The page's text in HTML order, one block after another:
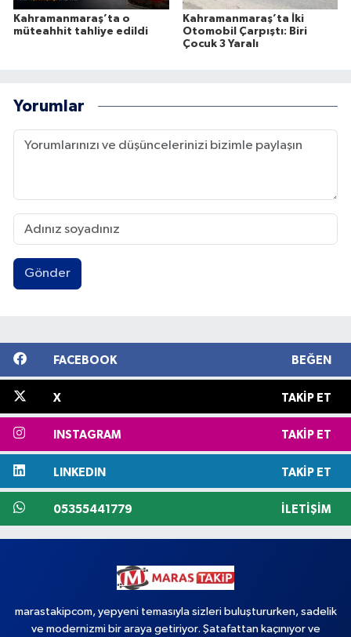
Kahramanmaraş’ta o
müteahhit tahliye edildi
Kahramanmaraş’ta İki
Otomobil Çarpıştı: Biri
Çocuk 3 Yaralı
Yorumlar
Gönder
FACEBOOK BEĞEN
X TAKIP ET
INSTAGRAM TAKIP ET
LINKEDIN TAKIP ET
05355441779 İLETIŞIM
marastakipcom, yepyeni temasıyla sizleri buluştururken, sadelik
ve modernizmi bir araya getiriyor. Şatafattan kaçınıyor ve